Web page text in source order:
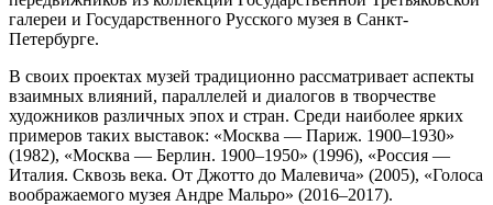
галереи и Государственного Русского музея в Санкт-
Петербурге.
В своих проектах музей традиционно рассматривает аспекты
взаимных влияний, параллелей и диалогов в творчестве
художников различных эпох и стран. Среди наиболее ярких
примеров таких выставок: «Москва — Париж. 1900–1930»
(1982), «Москва — Берлин. 1900–1950» (1996), «Россия —
Италия. Сквозь века. От Джотто до Малевича» (2005), «Голоса
воображаемого музея Андре Мальро» (2016–2017).